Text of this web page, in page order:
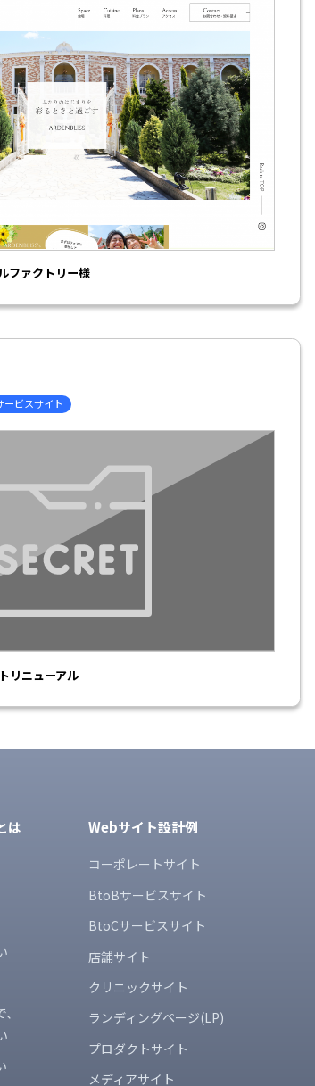
ファクトリー様
ービスサイト
リニューアル
は Webサイト設計例
コーポレートサイト
BtoBサービスサイト
BtoCサービスサイト
店舗サイト
クリニックサイト
ランディングページ(LP)
プロダクトサイト
メディアサイト